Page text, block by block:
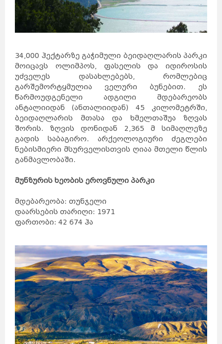
საქართველო
ქვემო
თბილისი
მცხეთა-
ქართლი
სამცხე-
ჯავახეთი
იმერეთი
სამეგრელო
სვანეთი
რაჭა-
ლეჩხუმი
აჭარა
აფხაზეთი
ავსტრალია
სიდნეი
34,000 ჰექტარზე გაჭიმული ბეიდაღლარის პარკი
მოიცავს ოლიმპოს, ფასელის და იდიროსის
უძველეს დასახლებებს, რომლებიც
გარშემორტყმულია ველური ბუნებით. ეს
წარმოუდგენელი ადგილი მდებარეობს
ანტალიიდან (ანთალიიდან) 45 კილომეტრში,
ბეიდაღლარის მთასა და ხმელთაშუა ზღვას
შორის. ზღვის დონიდან 2,365 მ სიმაღლეზე
გადის საბაგირო. არქეოლოგიური ძეგლები
ნებისმიერი მსურველისთვის ღიაა მთელი წლის
განმავლობაში.
მუნზურის ხეობის ეროვნული პარკი
მდებარეობა: თუნჯელი
დაარსების თარიღი: 1971
ფართობი: 42 674 ჰა